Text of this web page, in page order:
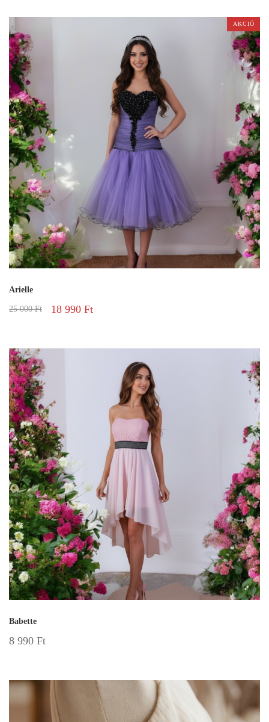
AKCIÓ
Arielle
25 000Ft 18 990 Ft
Babette
8 990 Ft